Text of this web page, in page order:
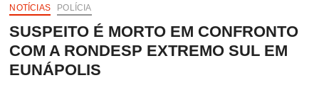
NOTÍCIAS POLÍCIA
SUSPEITO É MORTO EM CONFRONTO
COM A RONDESP EXTREMO SUL EM
EUNÁPOLIS